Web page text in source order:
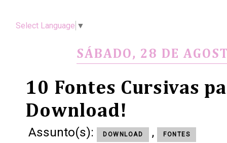
Select Language ▼
SÁBADO, 28 DE
10 Fontes Cursivas
Download!
Assunto(s): DOWNLOAD , FONTES